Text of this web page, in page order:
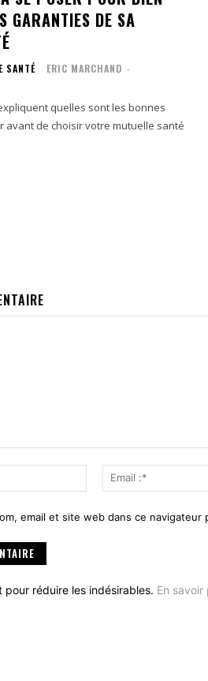
GARANTIES DE SA
SANTÉ ERIC MARCHAND -
quelles sont les bonnes
avant de choisir votre mutuelle santé
:*
email et site web dans ce
pour réduire les indésirables. En